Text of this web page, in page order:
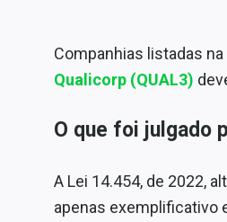
Companhias listadas
Qualicorp (QUAL3)
O que foi julgado
A Lei 14.454, de 2022,
apenas exemplificativo